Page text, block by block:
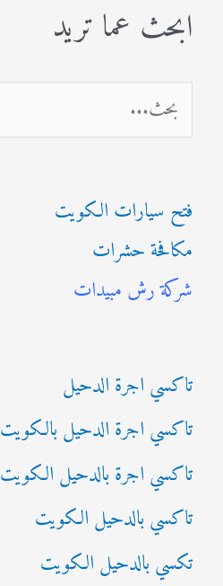
ابحث عما تريد
ل
ح
ث
ع
:
فتح سيارات الكويت
مكافحة حشرات
شركة رش مبيدات
تاكسي اجرة الدحيل
تاكسي اجرة الدحيل بالكويت
تاكسي اجرة بالدحيل الكويت
تاكسي بالدحيل الكويت
تكسي بالدحيل الكويت